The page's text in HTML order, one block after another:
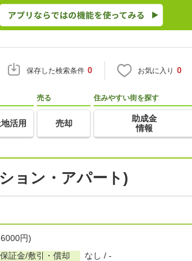
保存した検索条件 0 お気に入り 0
活用
売る
売却
住みやすい街を探す
助成金
情報
ョン・アパート)
円)
保証金/敷引・償却 なし / -